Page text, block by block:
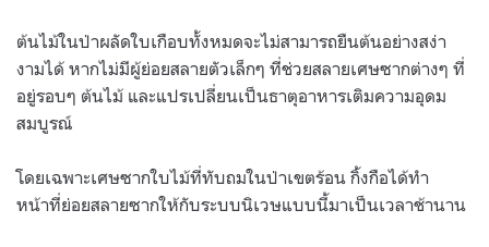
ต้นไม้ในป่าผลัดใบเกือบทั้งหมดจะไม่สามารถยืนต้นอย่างสง่า
งามได้ หากไม่มีผู้ย่อยสลายตัวเล็กๆ ที่ช่วยสลายเศษซากต่างๆ ที่
อยู่รอบๆ ต้นไม้ และแปรเปลี่ยนเป็นธาตุอาหารเติมความอุดม
สมบูรณ์
โดยเฉพาะเศษซากใบไม้ที่ทับถมในป่าเขตร้อน กิ้งกือได้ทำ
หน้าที่ย่อยสลายซากให้กับระบบนิเวษแบบนี้มาเป็นเวลาช้านาน